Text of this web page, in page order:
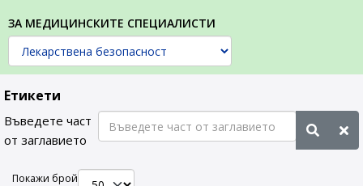
ЗА МЕДИЦИНСКИТЕ СПЕЦИАЛИСТИ
Етикети
Въведете част
от заглавието
Покажи брой